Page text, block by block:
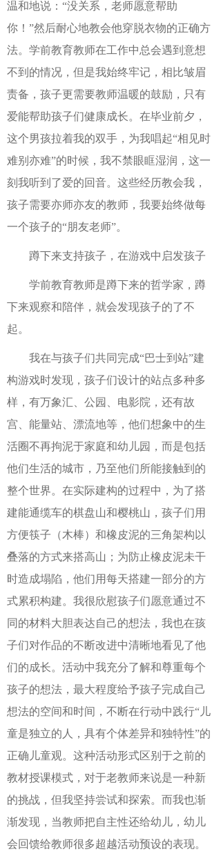
温和地说： “没关系，老师愿意帮助
你！”然后耐心地教会他穿脱衣物的正确方
法。学前教育教师在工作中总会遇到意想
不到的情况，但是我始终牢记，相比皱眉
责备，孩子更需要教师温暖的鼓励，只有
爱能帮助孩子们健康成长。在毕业前夕，
这个男孩拉着我的双手，为我唱起“相见时
难别亦难”的时候，我不禁眼眶湿润，这一
刻我听到了爱的回音。这些经历教会我，
孩子需要亦师亦友的教师，我要始终做每
一个孩子的“朋友老师”。
蹲下来支持孩子，在游戏中启发孩子
学前教育教师是蹲下来的哲学家，蹲
下来观察和陪伴，就会发现孩子的了不
起。
我在与孩子们共同完成“巴士到站”建
构游戏时发现，孩子们设计的站点多种多
样，有万象汇、公园、电影院，还有故
宫、能量站、漂流地等，他们想象中的生
活圈不再拘泥于家庭和幼儿园，而是包括
他们生活的城市，乃至他们所能接触到的
整个世界。在实际建构的过程中，为了搭
建能通缆车的棋盘山和樱桃山，孩子们用
方便筷子（木棒）和橡皮泥的三角架构以
叠落的方式来搭高山；为防止橡皮泥未干
时造成塌陷，他们用每天搭建一部分的方
式累积构建。我很欣慰孩子们愿意通过不
同的材料大胆表达自己的想法，我也在孩
子们对作品的不断改进中清晰地看见了他
们的成长。活动中我充分了解和尊重每个
孩子的想法，最大程度给予孩子完成自己
想法的空间和时间，不断在行动中践行“儿
童是独立的人，具有个体差异和独特性”的
正确儿童观。这种活动形式区别于之前的
教材授课模式，对于老教师来说是一种新
的挑战，但我坚持尝试和探索。而我也渐
渐发现，当教师把自主性还给幼儿，幼儿
会回馈给教师很多超越活动预设的表现。